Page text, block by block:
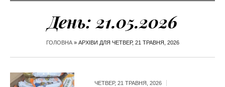
День:21.05.2026
ГОЛОВНА» АРХІВИ ДЛЯ ЧЕТВЕР, 21 ТРАВНЯ, 2026
ЧЕТВЕР, 21 ТРАВНЯ, 2026